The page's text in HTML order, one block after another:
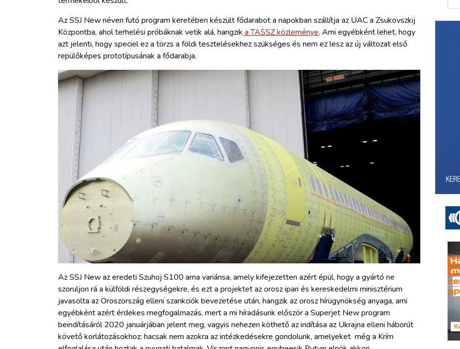
Az SSJ New néven futó program keretében készült fődarabot a napokban szállítja az UAC a Zsukovszkij
Központba, ahol terhelési próbáknak vetik alá, hangzika TASSZ közleménye. Ami egyébként lehet, hogy
azt jelenti, hogy speciel ez a törzs a földi tesztelésekhez szükséges és nem ez lesz az új változat első
repülőképes prototípusának a fődarabja.
Az SSJ New az eredeti Szuhoj S100 ama variánsa, amely kifejezetten azért épül, hogy a gyártó ne
szoruljon rá a külföldi részegységekre, és ezt a projektet az orosz ipari és kereskedelmi minisztérium
javasolta az Oroszország elleni szankciók bevezetése után, hangzik az orosz hírügynökség anyaga, ami
egyébként azért érdekes megfogalmazás, mert a mi híradásunk először a Superjet New program
beindításáról 2020 januárjában jelent meg, vagyis nehezen köthető az indítása az Ukrajna elleni háborút
követő korlátozásokhoz: hacsak nem azokra az intézkedésekre gondolunk, amelyeket még a Krím